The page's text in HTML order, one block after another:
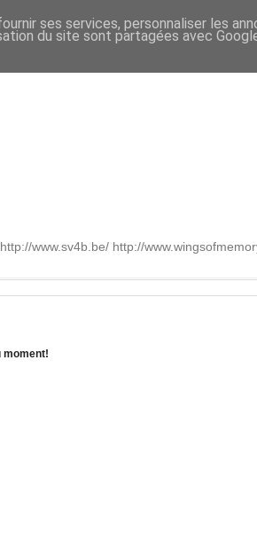
www.sv4b.be/ http://
moment!
ses services, personnaliser les
du site sont partagées avec